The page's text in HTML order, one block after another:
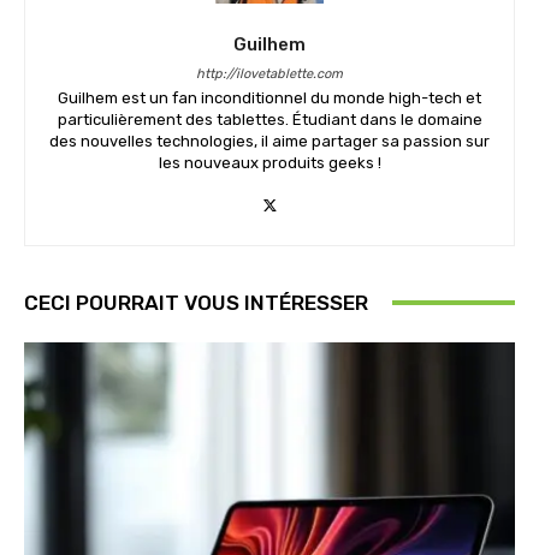
Guilhem
http://ilovetablette.com
Guilhem est un fan inconditionnel du monde high-tech et
particulièrement des tablettes. Étudiant dans le domaine
des nouvelles technologies, il aime partager sa passion sur
les nouveaux produits geeks !
CECI POURRAIT VOUS INTÉRESSER